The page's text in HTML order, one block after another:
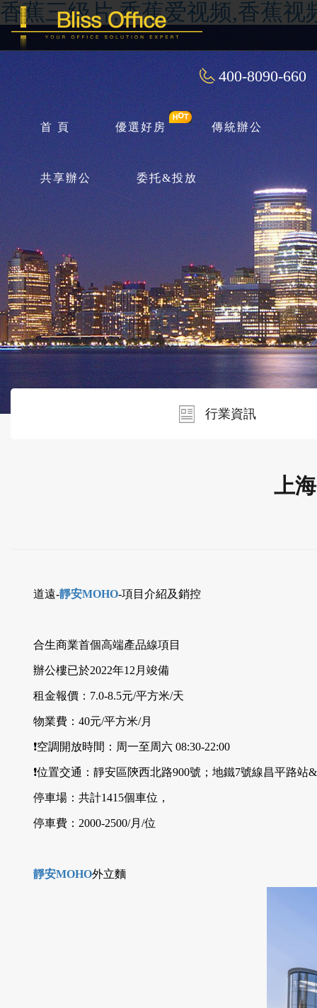
香蕉三级片,香蕉爱视频,香蕉视
400-8090-660
首 頁 優選好房 傳統辦公
共享辦公 委托&投放
行業資訊
上
道遠-靜安MOHO-項目介紹及銷控
合生商業首個高端產品線項目
辦公樓已於2022年12月竣備
租金報價：7.0-8.5元/平方米/天
物業費：40元/平方米/月
❗空調開放時間：周一至周六 08:30-22:00
❗位置交通：靜安區陝西北路900號；地鐵7號線昌平
停車場：共計1415個車位，
停車費：2000-2500/月/位
靜安MOHO外立麵